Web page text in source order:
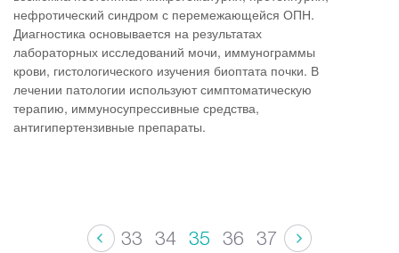
нефротический синдром с перемежающейся ОПН.
Диагностика основывается на результатах
лабораторных исследований мочи, иммунограммы
крови, гистологического изучения биоптата почки. В
лечении патологии используют симптоматическую
терапию, иммуносупрессивные средства,
антигипертензивные препараты.
33 34 35 36 37